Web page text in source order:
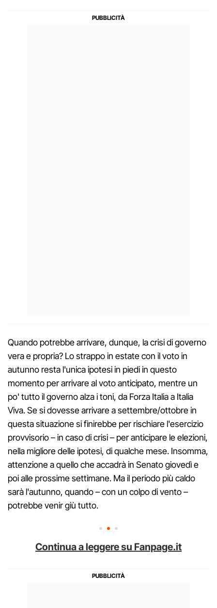
Quando potrebbe arrivare, dunque, la crisi di governo
vera e propria? Lo strappo in estate con il voto in
autunno resta l'unica ipotesi in piedi in questo
momento per arrivare al voto anticipato, mentre un
po' tutto il governo alza i toni, da Forza Italia a Italia
Viva. Se si dovesse arrivare a settembre/ottobre in
questa situazione si finirebbe per rischiare l'esercizio
provvisorio – in caso di crisi – per anticipare le elezioni,
nella migliore delle ipotesi, di qualche mese. Insomma,
attenzione a quello che accadrà in Senato giovedì e
poi alle prossime settimane. Ma il periodo più caldo
sarà l'autunno, quando – con un colpo di vento –
potrebbe venir giù tutto.
Continua a leggere su Fanpage.it